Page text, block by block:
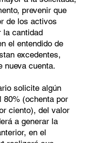
prevenir que
de los activos
la cantidad
el entendido de
excedentes,
nueva cuenta.
solicite algún
80% (ochenta por
ciento), del valor
a generar la
en el